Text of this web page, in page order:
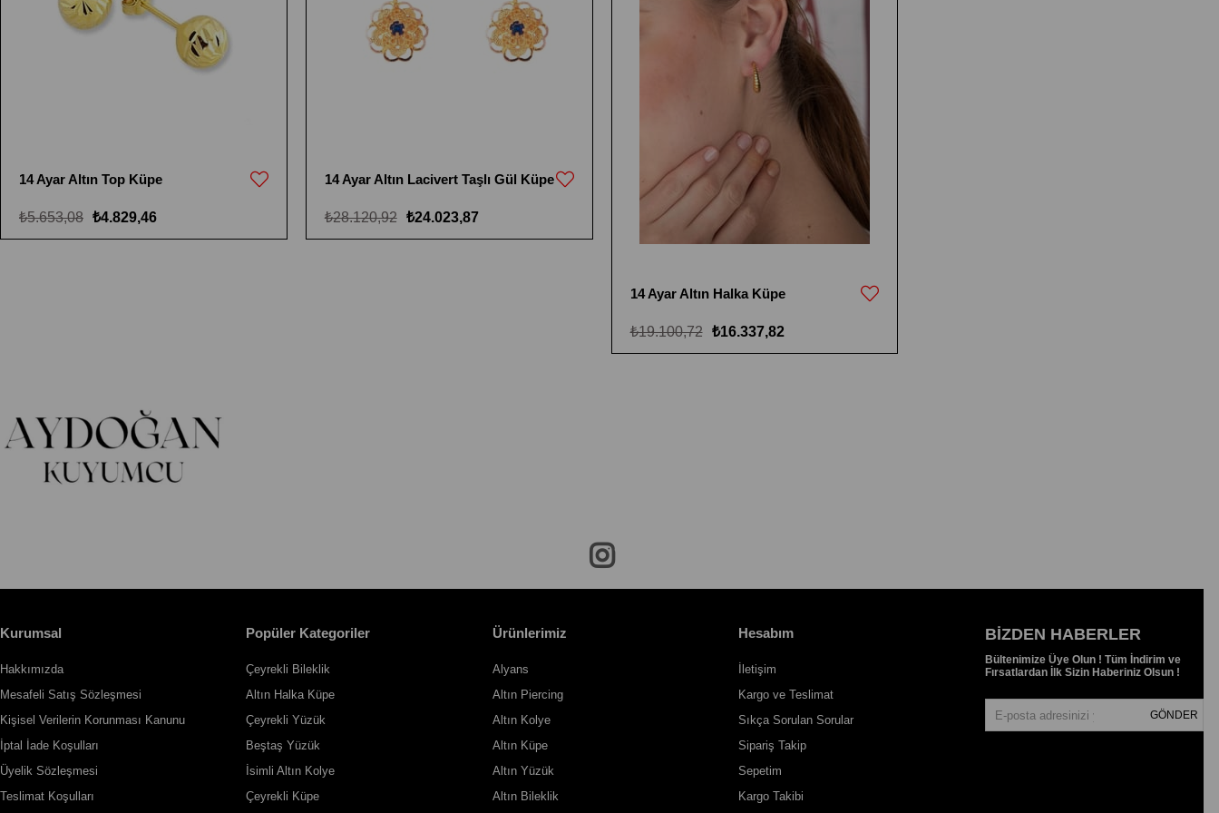
14 Ayar Altın Top Küpe
₺4.829,46
₺5.653,08
14 Ayar Altın Lacivert Taşlı Gül Küpe
₺24.023,87
₺28.120,92
14 Ayar Altın Halka Küpe
₺16.337,82
₺19.100,72
Kurumsal
Hakkımızda
Mesafeli Satış Sözleşmesi
Kişisel Verilerin Korunması Kanunu
İptal İade Koşulları
Üyelik Sözleşmesi
Teslimat Koşulları
Popüler Kategoriler
Çeyrekli Bileklik
Altın Halka Küpe
Çeyrekli Yüzük
Beştaş Yüzük
İsimli Altın Kolye
Çeyrekli Küpe
Ürünlerimiz
Alyans
Altın Piercing
Altın Kolye
Altın Küpe
Altın Yüzük
Altın Bileklik
Hesabım
İletişim
Kargo ve Teslimat
Sıkça Sorulan Sorular
Sipariş Takip
Sepetim
Kargo Takibi
BIZDEN HABERLER
Bültenimize Üye Olun ! Tüm İndirim ve
Fırsatlardan İlk Sizin Haberiniz Olsun !
GÖNDER